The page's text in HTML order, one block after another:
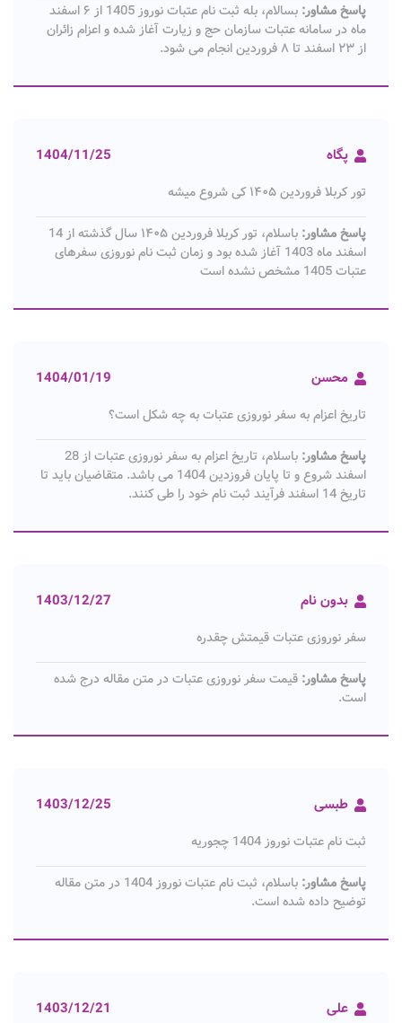
پاسخ مشاور:
بسالام، بله ثبت نام عتبات نوروز 1405 از ۶ اسفند
ماه در سامانه عتبات سازمان حج و زیارت آغاز شده و اعزام زائران
از ۲۳ اسفند تا ۸ فروردین انجام می شود.
پگاه 1404/11/25
تور کربلا فروردین ۱۴۰۵ کی شروع میشه
پاسخ مشاور:
باسلام، تور کربلا فروردین ۱۴۰۵ سال گذشته از 14
اسفند ماه 1403 آغاز شده بود و زمان ثبت‌ نام نوروزی سفرهای
عتبات 1405 مشخص نشده است
محسن 1404/01/19
تاریخ اعزام به سفر نوروزی عتبات به چه شکل است؟
پاسخ مشاور:
باسلام، تاریخ اعزام به سفر نوروزی عتبات از 28
اسفند شروع و تا پایان فروزدین 1404 می باشد. متقاضیان باید تا
تاریخ 14 اسفند فرآیند ثبت نام خود را طی کنند.
بدون نام 1403/12/27
سفر نوروزی عتبات قیمتش چقدره
پاسخ مشاور: قیمت سفر نوروزی عتبات در متن مقاله درج شده
است.
طبسی 1403/12/25
ثبت نام عتبات نوروز 1404 چجوریه
پاسخ مشاور:
باسلام، ثبت نام عتبات نوروز 1404 در متن مقاله
توضیح داده شده است.
علی 1403/12/21